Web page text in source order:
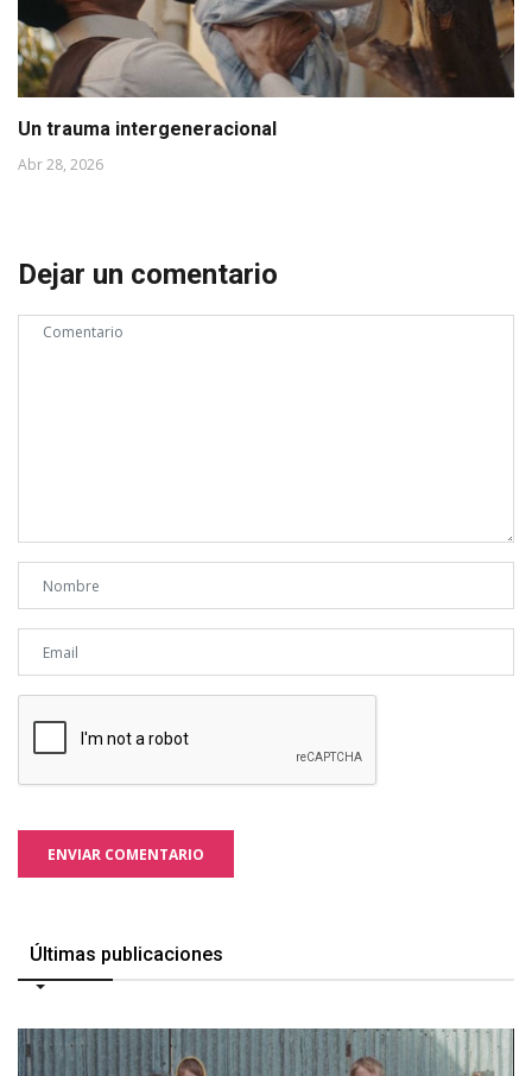
Un trauma intergeneracional
Abr 28, 2026
Dejar un comentario
ENVIAR COMENTARIO
Últimas publicaciones